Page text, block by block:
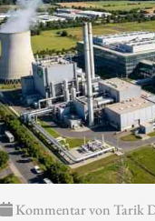
Kommentar von Tarik